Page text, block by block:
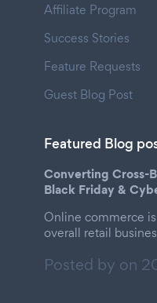
Affiliate Program
Success Stories
Feature Requests
Guest Blog Post
Featured Blog
Converting Cross-
Black Friday &
Online commerce
overall retail
Posted by on